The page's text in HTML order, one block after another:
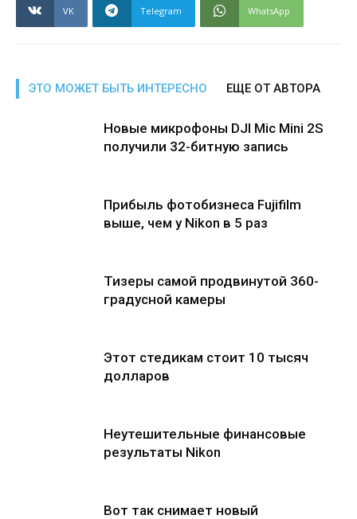
VK Telegram WhatsApp
ЭТО МОЖЕТ БЫТЬ ИНТЕРЕСНО ЕЩЕ ОТ АВТОРА
Новые микрофоны DJI Mic Mini 2S
получили 32-битную запись
Прибыль фотобизнеса Fujifilm
выше, чем у Nikon в 5 раз
Тизеры самой продвинутой 360-
градусной камеры
Этот стедикам стоит 10 тысяч
долларов
Неутешительные финансовые
результаты Nikon
Вот так снимает новый